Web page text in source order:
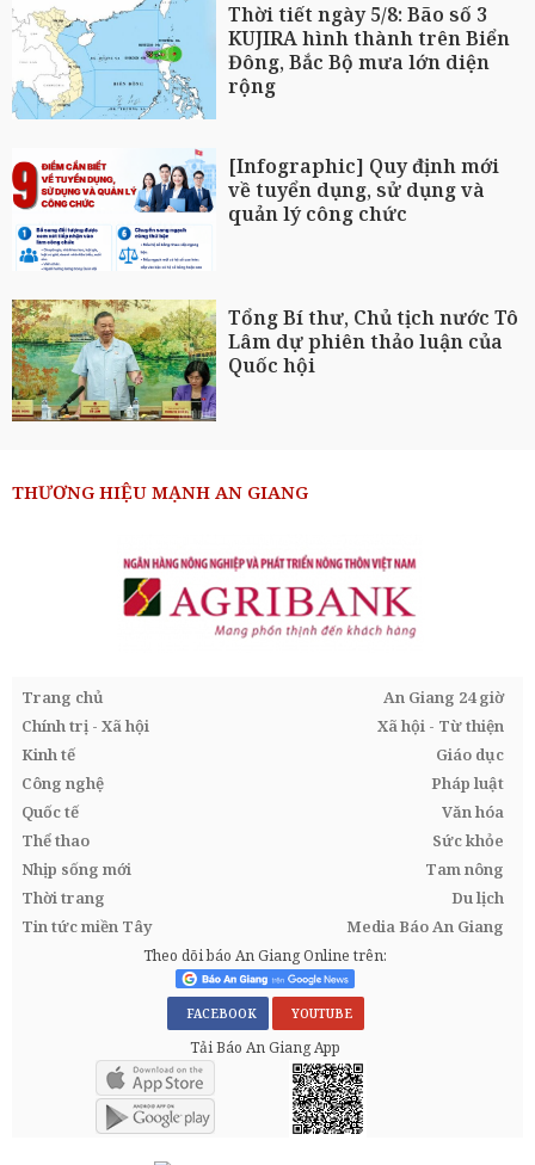
Thời tiết ngày 5/8: Bão số 3
KUJIRA hình thành trên Biển
Đông, Bắc Bộ mưa lớn diện
rộng
[Infographic] Quy định mới
về tuyển dụng, sử dụng và
quản lý công chức
Tổng Bí thư, Chủ tịch nước Tô
Lâm dự phiên thảo luận của
Quốc hội
THƯƠNG HIỆU MẠNH AN GIANG
Trang chủ
An Giang 24 giờ
Chính trị - Xã hội
Xã hội - Từ thiện
Kinh tế
Giáo dục
Công nghệ
Pháp luật
Quốc tế
Văn hóa
Thể thao
Sức khỏe
Nhịp sống mới
Tam nông
Thời trang
Du lịch
Tin tức miền Tây
Media Báo An Giang
Theo dõi báo An Giang Online trên:
FACEBOOK YOUTUBE
Tải Báo An Giang App